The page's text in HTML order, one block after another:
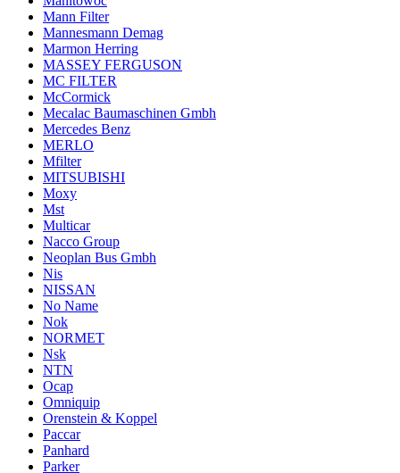
Mann Filter
Mannesmann Demag
Marmon Herring
MASSEY FERGUSON
MC FILTER
McCormick
Mecalac Baumaschinen Gmbh
Mercedes Benz
MERLO
Mfilter
MITSUBISHI
Moxy
Mst
Multicar
Nacco Group
Neoplan Bus Gmbh
Nis
NISSAN
No Name
Nok
NORMET
Nsk
NTN
Ocap
Omniquip
Orenstein & Koppel
Paccar
Panhard
Parker